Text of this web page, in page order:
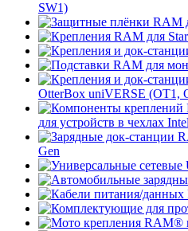
SW1)
OtterBox uniVERSE (OT1,
для устройств в чехлах
Gen